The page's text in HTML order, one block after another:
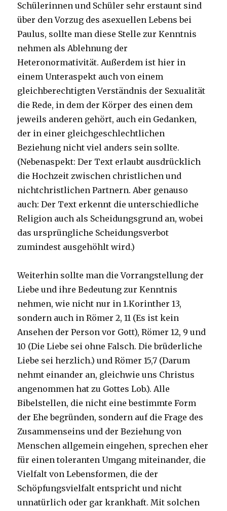
Schülerinnen und Schüler sehr erstaunt sind
über den Vorzug des asexuellen Lebens bei
Paulus, sollte man diese Stelle zur Kenntnis
nehmen als Ablehnung der
Heteronormativität. Außerdem ist hier in
einem Unteraspekt auch von einem
gleichberechtigten Verständnis der Sexualität
die Rede, in dem der Körper des einen dem
jeweils anderen gehört, auch ein Gedanken,
der in einer gleichgeschlechtlichen
Beziehung nicht viel anders sein sollte.
(Nebenaspekt: Der Text erlaubt ausdrücklich
die Hochzeit zwischen christlichen und
nichtchristlichen Partnern. Aber genauso
auch: Der Text erkennt die unterschiedliche
Religion auch als Scheidungsgrund an, wobei
das ursprüngliche Scheidungsverbot
zumindest ausgehöhlt wird.)
Weiterhin sollte man die Vorrangstellung der
Liebe und ihre Bedeutung zur Kenntnis
nehmen, wie nicht nur in 1.Korinther 13,
sondern auch in Römer 2, 11 (Es ist kein
Ansehen der Person vor Gott), Römer 12, 9 und
10 (Die Liebe sei ohne Falsch. Die brüderliche
Liebe sei herzlich.) und Römer 15,7 (Darum
nehmt einander an, gleichwie uns Christus
angenommen hat zu Gottes Lob.). Alle
Bibelstellen, die nicht eine bestimmte Form
der Ehe begründen, sondern auf die Frage des
Zusammenseins und der Beziehung von
Menschen allgemein eingehen, sprechen eher
für einen toleranten Umgang miteinander, die
Vielfalt von Lebensformen, die der
Schöpfungsvielfalt entspricht und nicht
unnatürlich oder gar krankhaft. Mit solchen